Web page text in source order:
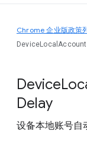
任何平台
包括已弃用
Chrome 企业版政策
Device
Delay
设备本地账号自